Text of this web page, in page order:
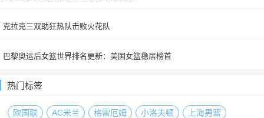
克拉克三双助狂热队击败火花队
巴黎奥运后女篮世界排名更新：美国女篮稳居榜首
热门标签
欧国联 AC米兰 格雷厄姆 小洛夫顿 上海男篮